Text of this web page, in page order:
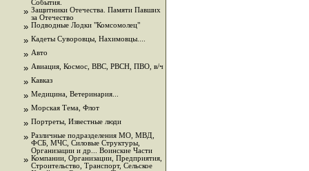
События.
» Защитники Отечества. Памяти Павших
за Отечество
» Подводные Лодки "Комсомолец"
» Кадеты Суворовцы, Нахимовцы....
» Авто
» Авиация, Космос, ВВС, РВСН, ПВО, в/ч
» Кавказ
» Медицина, Ветеринария...
» Морская Тема, Флот
» Портреты, Известные люди
» Различные подразделения МО, МВД,
ФСБ, МЧС, Силовые Структуры,
Организации и др... Воинские Части
» Компании, Организации, Предприятия,
Строительство, Транспорт, Сельское